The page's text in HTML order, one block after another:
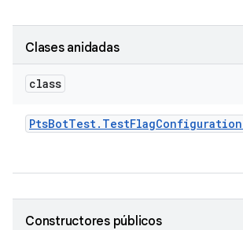
Clases anidadas
class
PtsBotTest. TestFlagConfiguration
Constructores públicos